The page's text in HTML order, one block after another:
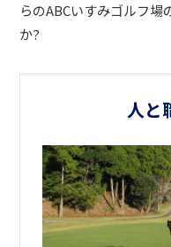
らのABCいすみゴルフ
か?
人と